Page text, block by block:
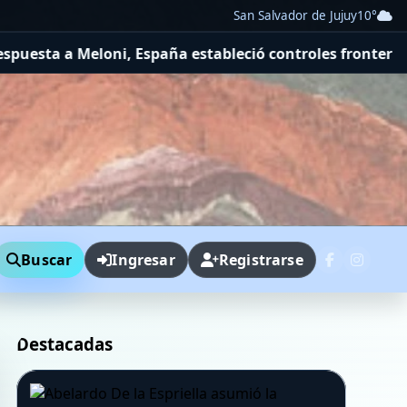
San Salvador de Jujuy10°
España estableció controles fronterizos a viajeros
Buscar Ingresar Registrarse
Destacadas